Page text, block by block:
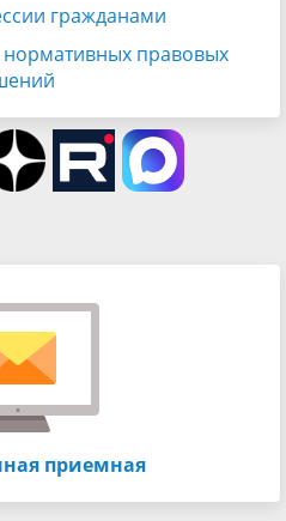
гражданами
правовых
приемная